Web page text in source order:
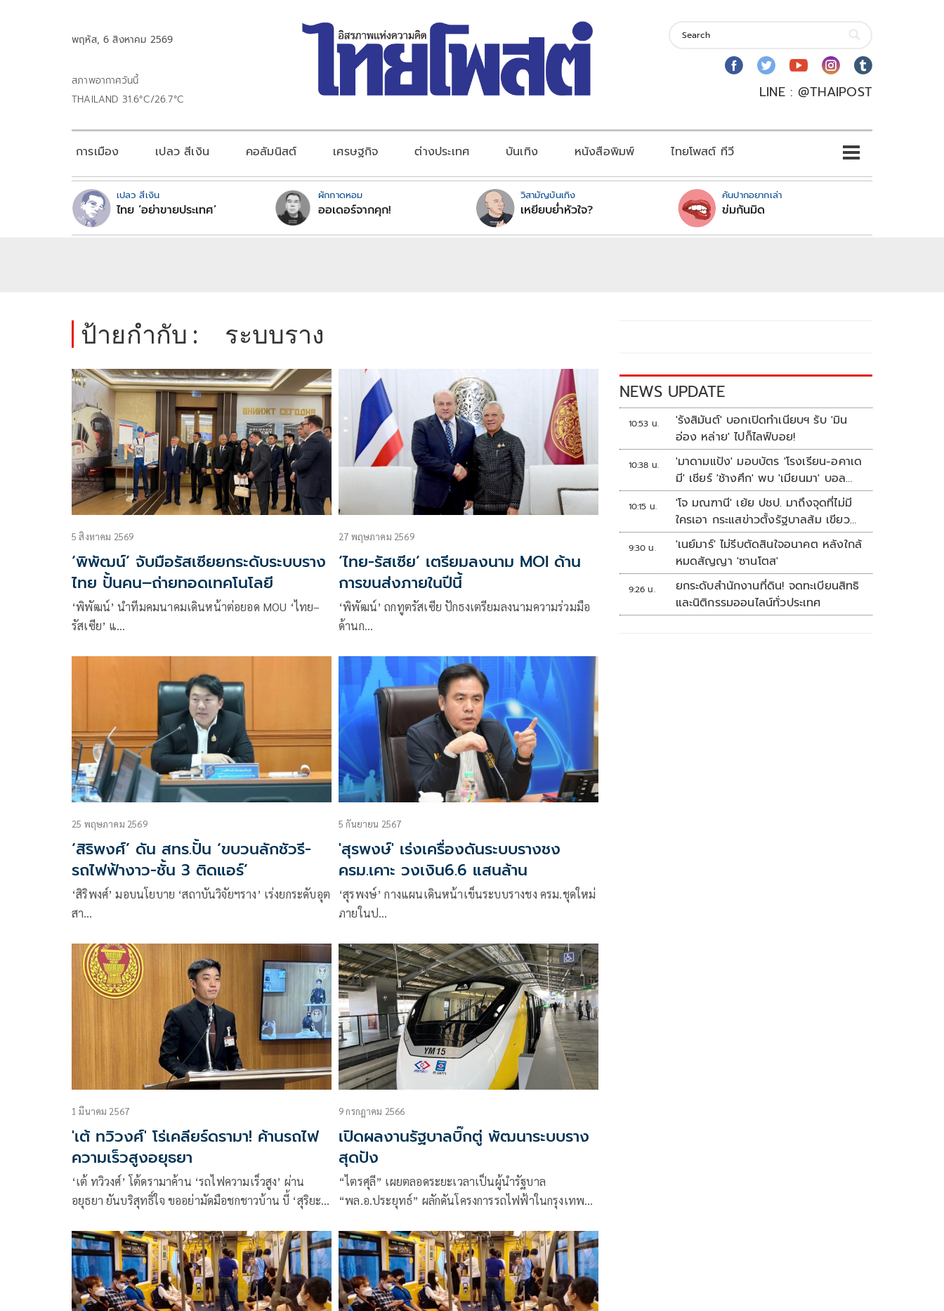
พฤหัส, 6 สิงหาคม 2569
สภาพอากาศวันนี้
THAILAND 31.6°C/26.7°C
LINE : @THAIPOST
การเมือง เปลว สีเงิน คอลัมนิสต์ เศรษฐกิจ ต่างประเทศ บันเทิง หนังสือพิมพ์ ไทยโพสต์ ทีวี
เปลว สีเงิน
ไทย ‘อย่าขายประเทศ’
ผักกาดหอม
ออเดอร์จากคุก!
วิสามัญบันเทิง
เหยียบย่ำหัวใจ?
คันปากอยากเล่า
ข่มกันมิด
ป้ายกำกับ : ระบบราง
5 สิงหาคม 2569
‘พิพัฒน์’ จับมือรัสเซียยกระดับระบบราง
ไทย ปั้นคน–ถ่ายทอดเทคโนโลยี
‘พิพัฒน์’ นำทีมคมนาคมเดินหน้าต่อยอด MOU ‘ไทย–
รัสเซีย’ แ…
27 พฤษภาคม 2569
‘ไทย-รัสเซีย’ เตรียมลงนาม MOI ด้าน
การขนส่งภายในปีนี้
‘พิพัฒน์’ ถกทูตรัสเซีย ปักธงเตรียมลงนามความร่วมมือ
ด้านก…
25 พฤษภาคม 2569
‘สิริพงศ์’ ดัน สทร.ปั้น ‘ขบวนลักชัวรี-
รถไฟฟ้างาว-ชั้น 3 ติดแอร์’
‘สิริพงศ์’ มอบนโยบาย ‘สถาบันวิจัยฯราง’ เร่งยกระดับอุต
สา…
5 กันยายน 2567
'สุรพงษ์' เร่งเครื่องดันระบบรางชง
ครม.เคาะ วงเงิน6.6 แสนล้าน
‘สุรพงษ์’ กางแผนเดินหน้าเข็นระบบรางชง ครม.ชุดใหม่
ภายในป…
1 มีนาคม 2567
'เต้ ทวิวงศ์' โร่เคลียร์ดรามา! ค้านรถไฟ
ความเร็วสูงอยุธยา
‘เต้ ทวิวงศ์’ โต้ดรามาค้าน ‘รถไฟความเร็วสูง’ ผ่าน
อยุธยา ยันบริสุทธิ์ใจ ขออย่ามัดมือชกชาวบ้าน บี้ ‘สุริยะ-สุ
9 กรกฎาคม 2566
เปิดผลงานรัฐบาลบิ๊กตู่ พัฒนาระบบราง
สุดปัง
“ไตรศุลี” เผยตลอดระยะเวลาเป็นผู้นำรัฐบาล
“พล.อ.ประยุทธ์” ผลักดันโครงการรถไฟฟ้าในกรุงเทพฯ-
ระหว่างก่อสร้างทั้งรถไฟฟ้าในเมือง 5 เส้นทาง ไฮสปีด
และทางคู่ให้รัฐบาลหน้าสานต่อ
NEWS UPDATE
10:53 น.
'รังสิมันต์' บอกเปิดทำเนียบฯ รับ 'มิน
อ่อง หล่าย' ไปก็ไลฟ์บอย!
10:38 น.
'มาดามแป้ง' มอบบัตร 'โรงเรียน-อคาเด
มี' เชียร์ 'ช้างศึก' พบ 'เมียนมา' บอล
อาเซียน
10:15 น.
'โจ มณฑานี' เย้ย ปชป. มาถึงจุดที่ไม่มี
ใครเอา กระแสข่าวตั้งรัฐบาลส้ม เขียว
แดง ก็ยังไม่มีฟ้าเลย
9:30 น.
'เนย์มาร์' ไม่รีบตัดสินใจอนาคต หลังใกล้
หมดสัญญา 'ซานโตส'
9:26 น.
ยกระดับสำนักงานที่ดิน! จดทะเบียนสิทธิ
และนิติกรรมออนไลน์ทั่วประเทศ